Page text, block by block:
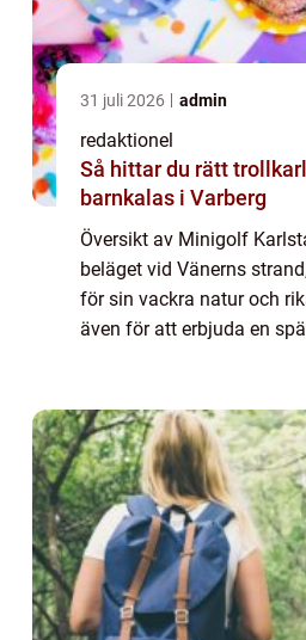
31 juli 2026 admin
redaktionel
Så hittar du rätt
barnkalas i Varberg
Översikt av Minigolf
beläget vid Vänerns
för sin vackra natur och
även för att erbjuda en